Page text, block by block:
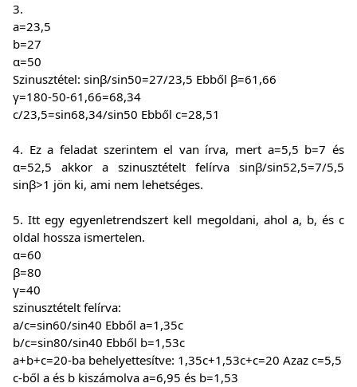
3.
a=23,5
b=27
α=50
Szinusztétel: sinβ/sin50=27/23,5 Ebből β=61,66
γ=180-50-61,66=68,34
c/23,5=sin68,34/sin50 Ebből c=28,51
4. Ez a feladat szerintem el van írva, mert a=5,5 b=7 és
α=52,5 akkor a szinusztételt felírva sinβ/sin52,5=7/5,5
sinβ>1 jön ki, ami nem lehetséges.
5. Itt egy egyenletrendszert kell megoldani, ahol a, b, és c
oldal hossza ismertelen.
α=60
β=80
γ=40
szinusztételt felírva:
a/c=sin60/sin40 Ebből a=1,35c
b/c=sin80/sin40 Ebből b=1,53c
a+b+c=20-ba behelyettesítve: 1,35c+1,53c+c=20 Azaz c=5,5
c-ből a és b kiszámolva a=6,95 és b=1,53